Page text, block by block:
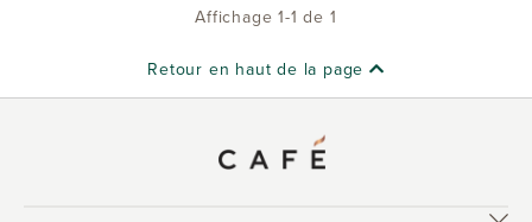
Affichage 1-1 de 1
Retour en haut de la page